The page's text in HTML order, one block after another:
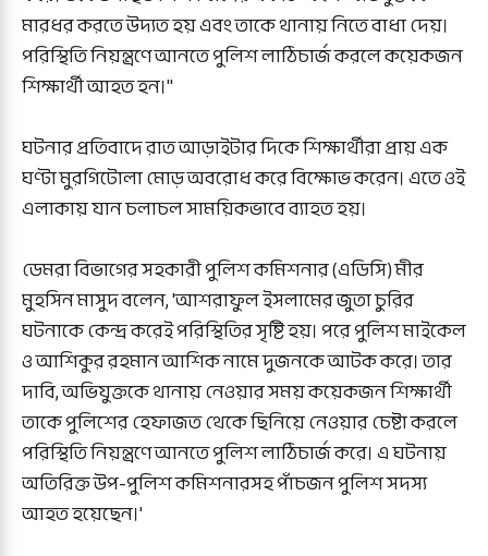
মারধর করতে উদ্যত হয় এবং তাকে থানায় নিতে বাধা দেয়।
পরিস্থিতি নিয়ন্ত্রণে আনতে পুলিশ লাঠিচার্জ করলে কয়েকজন
শিক্ষার্থী আহত হন।"
ঘটনার প্রতিবাদে রাত আড়াইটার দিকে শিক্ষার্থীরা প্রায় এক
ঘণ্টা মুরগিটোলা মোড় অবরোধ করে বিক্ষোভ করেন। এতে ওই
এলাকায় যান চলাচল সাময়িকভাবে ব্যাহত হয়।
ডেমরা বিভাগের সহকারী পুলিশ কমিশনার (এডিসি) মীর
মুহসিন মাসুদ বলেন, 'আশরাফুল ইসলামের জুতা চুরির
ঘটনাকে কেন্দ্র করেই পরিস্থিতির সৃষ্টি হয়। পরে পুলিশ মাইকেল
ও আশিকুর রহমান আশিক নামে দুজনকে আটক করে। তার
দাবি, অভিযুক্তকে থানায় নেওয়ার সময় কয়েকজন শিক্ষার্থী
তাকে পুলিশের হেফাজত থেকে ছিনিয়ে নেওয়ার চেষ্টা করলে
পরিস্থিতি নিয়ন্ত্রণে আনতে পুলিশ লাঠিচার্জ করে। এ ঘটনায়
অতিরিক্ত উপ-পুলিশ কমিশনারসহ পাঁচজন পুলিশ সদস্য
আহত হয়েছেন।'